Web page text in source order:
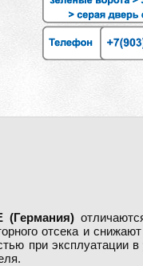
(Германия)
отсека и
при эксплуатации